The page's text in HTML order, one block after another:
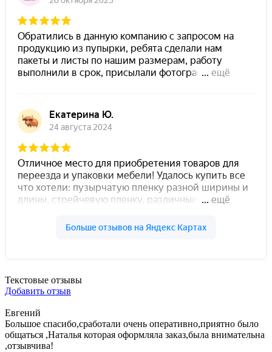
Текстовые отзывы
Добавить отзыв
Евгений
Большое спасибо,сработали очень оперативно,приятно было
общаться ,Наталья которая оформляла заказ,была внимательна
,отзывчива!